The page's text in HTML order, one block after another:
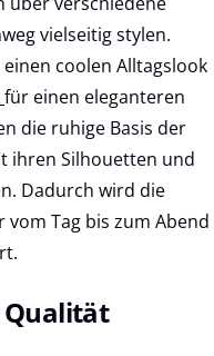
vielseitig stylen.
coolen Alltagslook
für einen eleganteren
die ruhige Basis der
ihren Silhouetten und
Dadurch wird die
vom Tag bis zum Abend
Qualität